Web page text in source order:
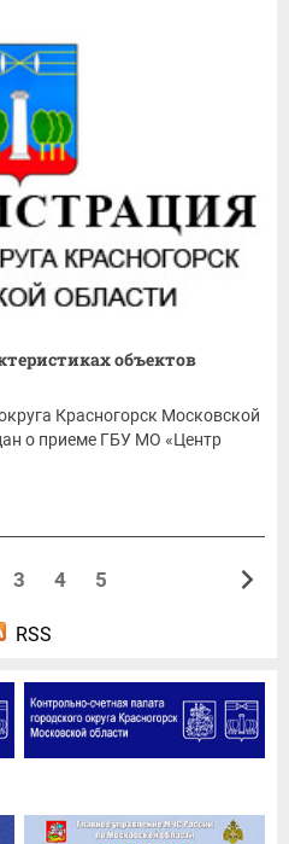
объектов
Красногорск Московской
о приеме ГБУ МО «Центр
3 4 5
RSS